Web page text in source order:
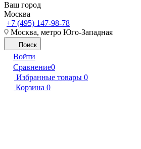
Ваш город
Москва
+7 (495) 147-98-78
Москва, метро Юго-Западная
Поиск
Войти
Сравнение0
Избранные товары 0
Корзина 0